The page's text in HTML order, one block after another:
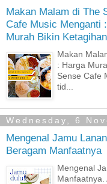
Makan Malam di The
Cafe Music Menganti
Murah Bikin
Makan
: Harga
Sense Cafe
tid...
Wednesday, 6
Mengenal Jamu
Beragam Manfaatnya
Mengenal
Manfaatnya.